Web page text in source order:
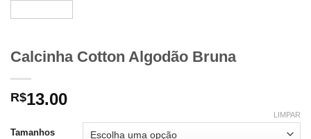
Calcinha Cotton Algodão Bruna
R$13.00
Tamanhos
LIMPAR